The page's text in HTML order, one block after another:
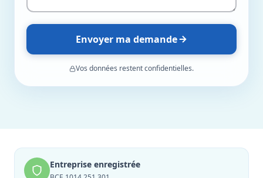
Envoyer ma demande
Vos données restent confidentielles.
Entreprise enregistrée